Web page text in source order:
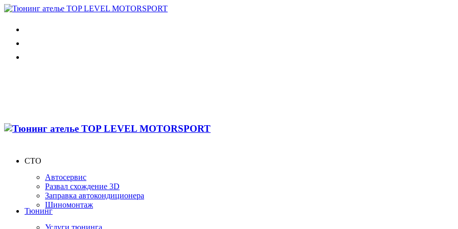
СТО
Автосервис
Развал схождение 3D
Заправка автокондиционера
Шиномонтаж
Тюнинг